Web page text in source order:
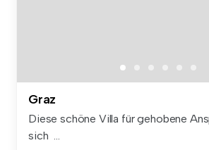
Graz
Diese schöne Villa für gehobene
sich ...